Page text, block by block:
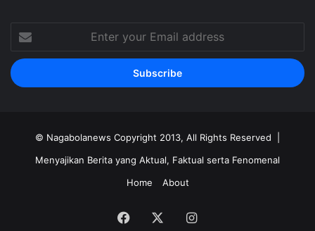
your
Email
address
© Nagabolanews Copyright 2013, All Rights Reserved |
Menyajikan Berita yang Aktual, Faktual serta Fenomenal
Home
About
Facebook Instagram